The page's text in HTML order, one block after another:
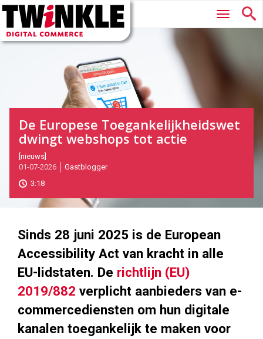
Twinkle
Digital
Commerce
Hoofdmenu
De Europese Toegankelijkheidswet
dwingt webshops tot actie
2026-
07-
01T10:14:00
2026-
07-
[nieuws]
01-07-2026
Gastblogger
3:18
Sinds 28 juni 2025 is de European
Accessibility Act van kracht in alle
EU-lidstaten. De richtlijn (EU)
2019/882 verplicht aanbieders van e-
commercediensten om hun digitale
kanalen toegankelijk te maken voor